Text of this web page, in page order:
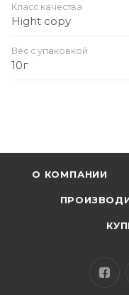
Класс качества
Hight copy
Вес с упаковкой
10г
О КОМПАНИИ